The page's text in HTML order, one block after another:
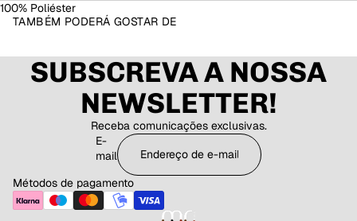
100% Poliéster
TAMBÉM PODERÁ GOSTAR DE
SUBSCREVA A NOSSA
NEWSLETTER!
Receba comunicações exclusivas.
E-
mail
Métodos de pagamento